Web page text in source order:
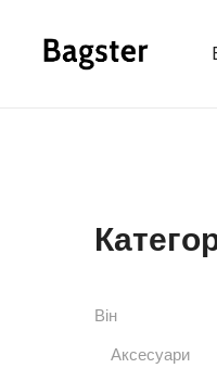
Він
Аксесуари